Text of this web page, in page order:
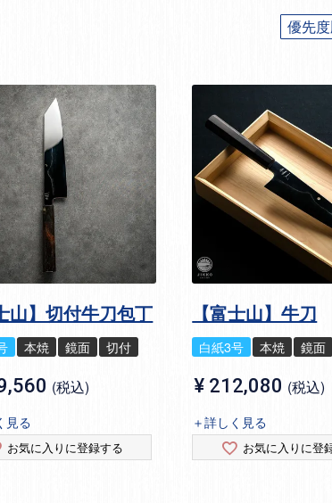
優先
山】切付牛刀包丁
本焼 鏡面 切付
税込
見る
お気に入りに登録する
【富士山】牛刀
白紙3号 本焼 鏡面
¥ 212,080 税込
＋詳しく見る
お気に入りに登